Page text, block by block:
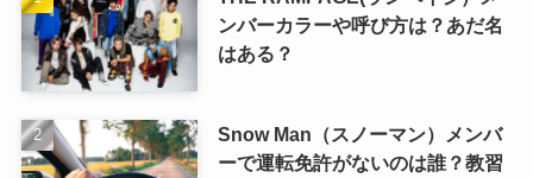
ンバーカラーや呼び方は？あだ名
はある？
Snow Man（スノーマン）メンバ
ーで運転免許がないのは誰？教習